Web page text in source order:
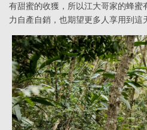
有甜蜜的收獲，所以江大哥家的蜂蜜
力自產自銷，也期望更多人享用到這